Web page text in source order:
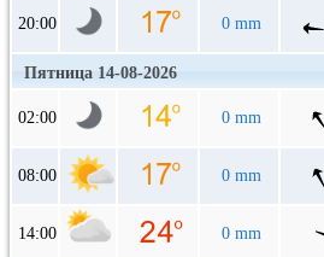
20:00 0 mm
Пятница 14-08-2026
02:00 0 mm
08:00 0 mm
14:00 0 mm